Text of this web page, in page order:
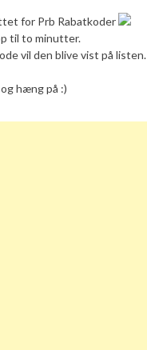
for Prb Rabatkoder
til to minutter.
vil den blive vist på listen.
hæng på :)